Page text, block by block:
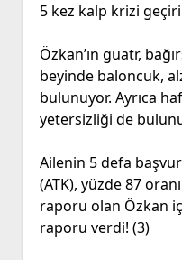
5 kez kalp krizi
Özkan’ın guatr,
beyinde baloncuk,
bulunuyor. Ayrıca
yetersizliği de
Ailenin 5 defa
(ATK), yüzde 87
raporu olan Özkan
raporu verdi! (3)